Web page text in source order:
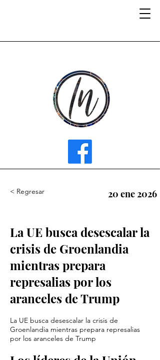
< Regresar 20 ene 2026
La UE busca desescalar la
crisis de Groenlandia
mientras prepara
represalias por los
aranceles de Trump
La UE busca desescalar la crisis de
Groenlandia mientras prepara represalias
por los aranceles de Trump